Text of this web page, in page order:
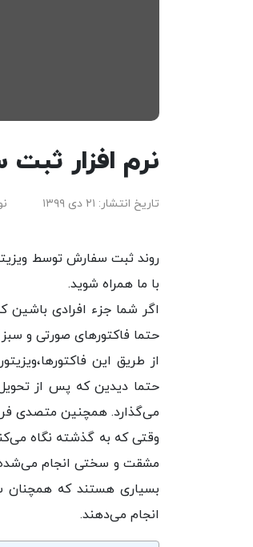
نرم افزار
تاریخ انتشار: ۲۱ دی ۱۳۹۹
روند ثبت سفارش توسط
با ما همراه شوید.
اگر شما جزء افرادی
حتما فاکتورهای صورتی و
از طریق این
حتما دیدین که پس از
می‌گذارد. همچنین متصدی
وقتی که به گذشته نگاه
مشقت و سختی انجام
بسیاری هستند که همچنان
انجام می‌دهند.